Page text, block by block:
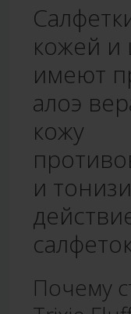
кожей
имеют
алоэ
кожу
и
Почему